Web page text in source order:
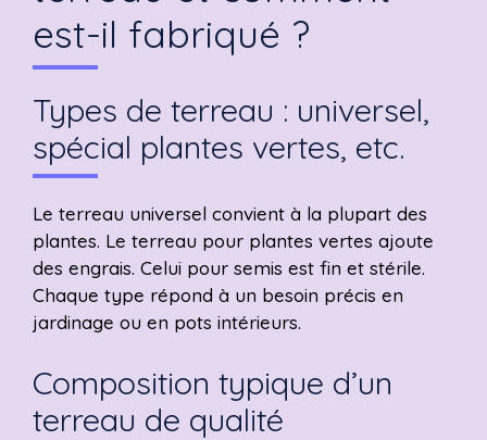
est-il fabriqué ?
Types de terreau : universel,
spécial plantes vertes, etc.
Le terreau universel convient à la plupart des
plantes. Le terreau pour plantes vertes ajoute
des engrais. Celui pour semis est fin et stérile.
Chaque type répond à un besoin précis en
jardinage ou en pots intérieurs.
Composition typique d’un
terreau de qualité